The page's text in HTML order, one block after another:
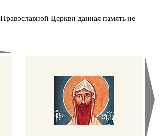
Православной Церкви данная память не